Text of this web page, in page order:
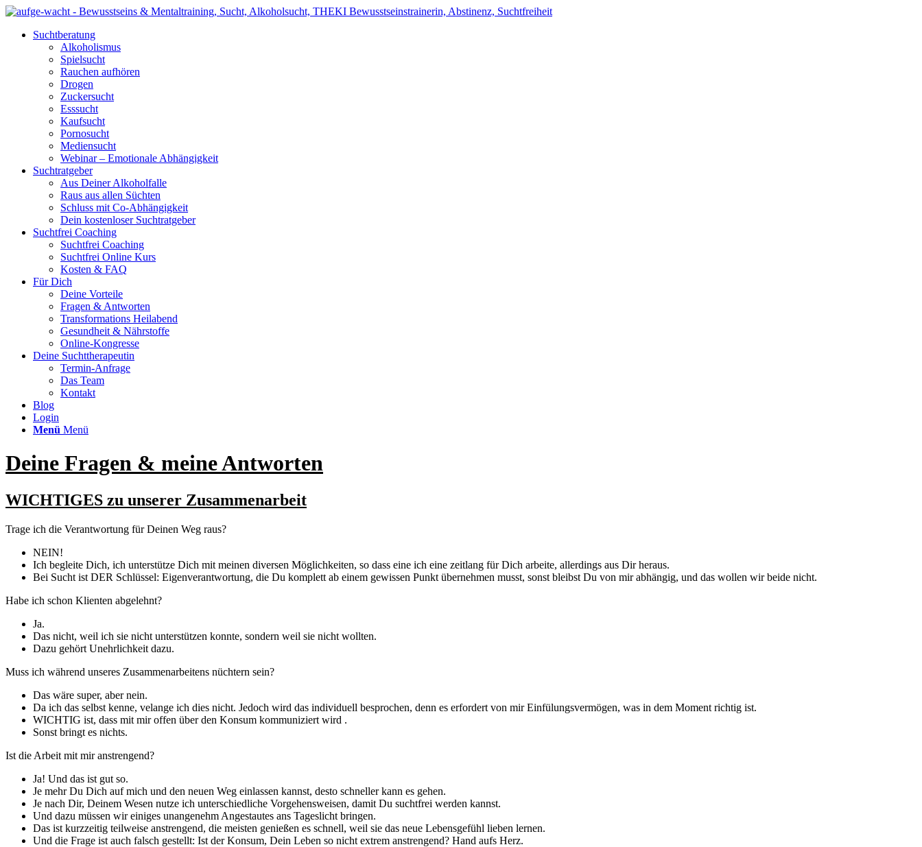
Suchtberatung
Alkoholismus
Spielsucht
Rauchen aufhören
Drogen
Zuckersucht
Esssucht
Kaufsucht
Pornosucht
Mediensucht
Webinar – Emotionale Abhängigkeit
Suchtratgeber
Aus Deiner Alkoholfalle
Raus aus allen Süchten
Schluss mit Co-Abhängigkeit
Dein kostenloser Suchtratgeber
Suchtfrei Coaching
Suchtfrei Coaching
Suchtfrei Online Kurs
Kosten & FAQ
Für Dich
Deine Vorteile
Fragen & Antworten
Transformations Heilabend
Gesundheit & Nährstoffe
Online-Kongresse
Deine Suchttherapeutin
Termin-Anfrage
Das Team
Kontakt
Blog
Login
Menü Menü
Deine Fragen & meine Antworten
WICHTIGES zu unserer Zusammenarbeit
Trage ich die Verantwortung für Deinen Weg raus?
NEIN!
Ich begleite Dich, ich unterstütze Dich mit meinen diversen Möglichkeiten, so dass eine ich eine zeitlang für Dich arbeite, allerdings aus Dir heraus.
Bei Sucht ist DER Schlüssel: Eigenverantwortung, die Du komplett ab einem gewissen Punkt übernehmen musst, sonst bleibst Du von mir abhängig, und das wollen wir beide nicht.
Habe ich schon Klienten abgelehnt?
Ja.
Das nicht, weil ich sie nicht unterstützen konnte, sondern weil sie nicht wollten.
Dazu gehört Unehrlichkeit dazu.
Muss ich während unseres Zusammenarbeitens nüchtern sein?
Das wäre super, aber nein.
Da ich das selbst kenne, velange ich dies nicht. Jedoch wird das individuell besprochen, denn es erfordert von mir Einfülungsvermögen, was in dem Moment richtig ist.
WICHTIG ist, dass mit mir offen über den Konsum kommuniziert wird .
Sonst bringt es nichts.
Ist die Arbeit mit mir anstrengend?
Ja! Und das ist gut so.
Je mehr Du Dich auf mich und den neuen Weg einlassen kannst, desto schneller kann es gehen.
Je nach Dir, Deinem Wesen nutze ich unterschiedliche Vorgehensweisen, damit Du suchtfrei werden kannst.
Und dazu müssen wir einiges unangenehm Angestautes ans Tageslicht bringen.
Das ist kurzzeitig teilweise anstrengend, die meisten genießen es schnell, weil sie das neue Lebensgefühl lieben lernen.
Und die Frage ist auch falsch gestellt: Ist der Konsum, Dein Leben so nicht extrem anstrengend? Hand aufs Herz.